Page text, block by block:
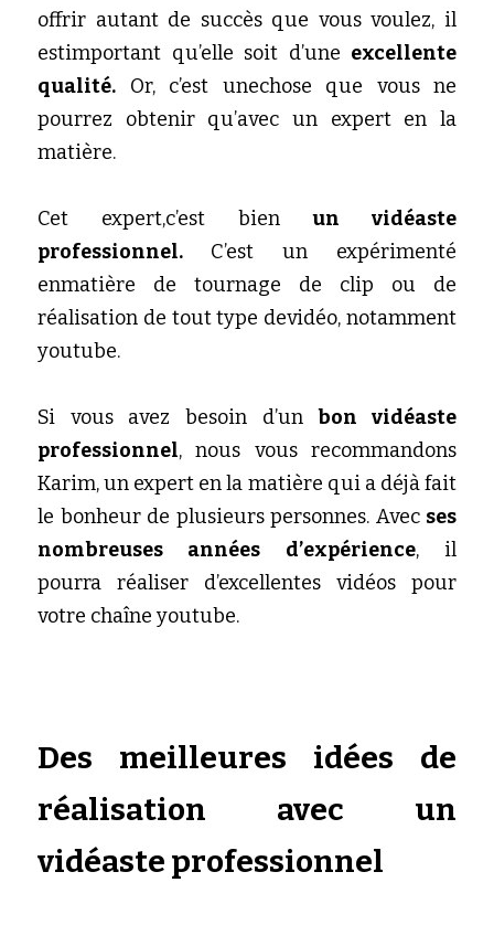
offrir autant de succès que vous voulez, il
estimportant qu’elle soit d’une excellente
qualité. Or, c’est unechose que vous ne
pourrez obtenir qu’avec un expert en la
matière.
Cet expert,c’est bien un vidéaste
professionnel. C’est un expérimenté
enmatière de tournage de clip ou de
réalisation de tout type devidéo, notamment
youtube.
Si vous avez besoin d’un bon vidéaste
professionnel, nous vous recommandons
Karim, un expert en la matière qui a déjà fait
le bonheur de plusieurs personnes. Avec ses
nombreuses années d’expérience, il
pourra réaliser d’excellentes vidéos pour
votre chaîne youtube.
Des meilleures idées de
réalisation avec un
vidéaste professionnel